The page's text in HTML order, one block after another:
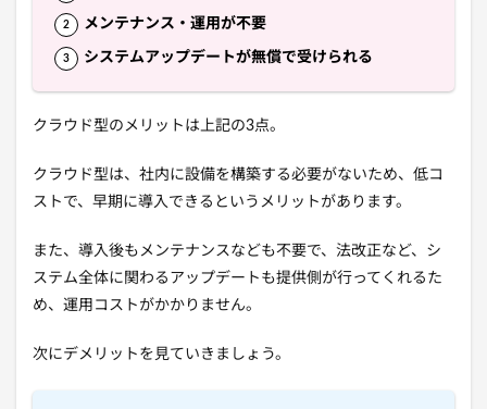
メンテナンス・運用が不要
システムアップデートが無償で受けられる
クラウド型のメリットは上記の3点。
クラウド型は、社内に設備を構築する必要がないため、低コ
ストで、早期に導入できるというメリットがあります。
また、導入後もメンテナンスなども不要で、法改正など、シ
ステム全体に関わるアップデートも提供側が行ってくれるた
め、運用コストがかかりません。
次にデメリットを見ていきましょう。